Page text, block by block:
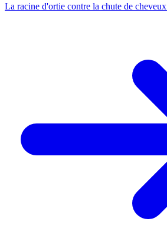
La racine d'ortie contre la chute de cheveux